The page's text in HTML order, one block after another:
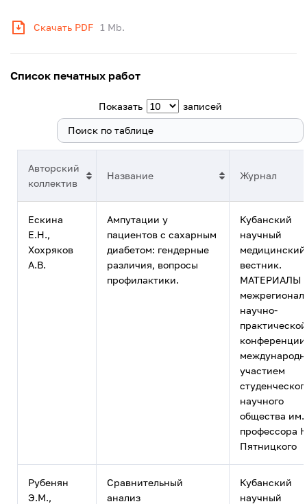
Скачать PDF 1 Mb.
Список печатных работ
Показать записей
Авторский
коллектив
Название Журнал
Ескина
Е.Н.,
Хохряков
А.В.
Ампутации у
пациентов с сахарным
диабетом: гендерные
различия, вопросы
профилактики.
Кубанский
научный
медицинский
вестник.
МАТЕРИАЛЫ
научно-
практической
конференции
участием
научного
общества им.
профессора
Пятницкого
Рубенян
Э.М.,
Сравнительный
анализ
Кубанский
научный